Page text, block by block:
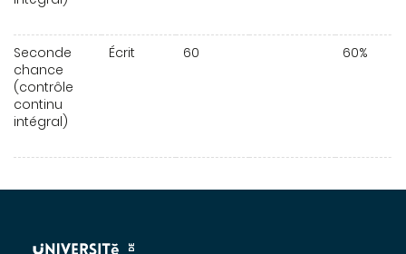
Seconde
chance
(contrôle
continu
intégral)
Écrit 60 60%